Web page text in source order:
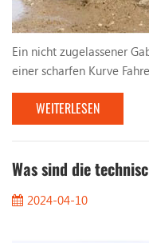
Ein nicht zugelassener
einer scharfen Kurve
Fabriken und
Produktionsbedarfs
eine qualifizierte
Gabelstapler zu
mangelt es an
WEITERLESEN
2024-04-10